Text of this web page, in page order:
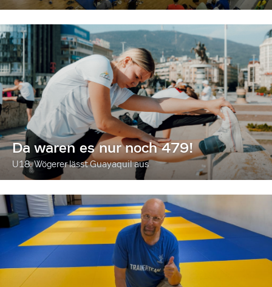
Da waren es nur noch 479!
U18: Wögerer lässt Guayaquil aus